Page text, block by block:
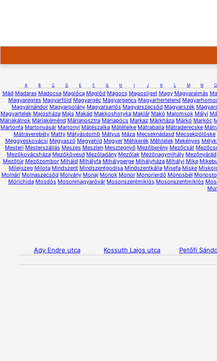
A B C D E F G H I J K L M N O
Mád Madaras Madocsa Maglóca Maglód Mágocs Magosliget Magy Magyaralmás
Magyaregres Magyarföld Magyargéc Magyargencs Magyarhertelend
Magyarnándor Magyarpolány Magyarsarlós Magyarszecsőd Magyarszék
Magyartelek Majosháza Majs Makád Makkoshotyka Maklár Makó Malomsok Mályi
Máriakálnok Máriakéménd Márianosztra Máriapócs Markaz Márkháza Márkó Markóc
Martonfa Martonvásár Martonyi Mátészalka Mátételke Mátraballa Mátraderecske
Mátraverebély Matty Mátyásdomb Mátyus Máza Mecseknádasd Mecsekpölöske
Meggyeskovácsi Megyaszó Megyehíd Megyer Méhkerék Méhtelek Mekényes
Mesteri Mesterszállás Meszes Meszlen Mesztegnyő Mezőberény Mezőcsát
Mezőkovácsháza Mezőkövesd Mezőladány Mezőlak Mezőnagymihály Mezőnyárád
Mezőtúr Mezőzombor Miháld Mihályfa Mihálygerge Mihályháza Mihályi Mike
Milejszeg Milota Mindszent Mindszentgodisa Mindszentkálla Misefa Miske
Molnári Molnaszecsőd Molvány Monaj Monok Monor Monorierdő Mónosbél
Mórichida Mosdós Mosonmagyaróvár Mosonszentmiklós Mosonszentmiklós
Ady Endre utca Kossuth Lajos utca Petőfi